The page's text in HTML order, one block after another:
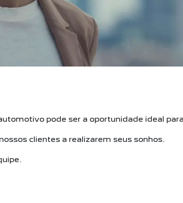
pode ser a oportunidade ideal
clientes a realizarem seus sonhos.